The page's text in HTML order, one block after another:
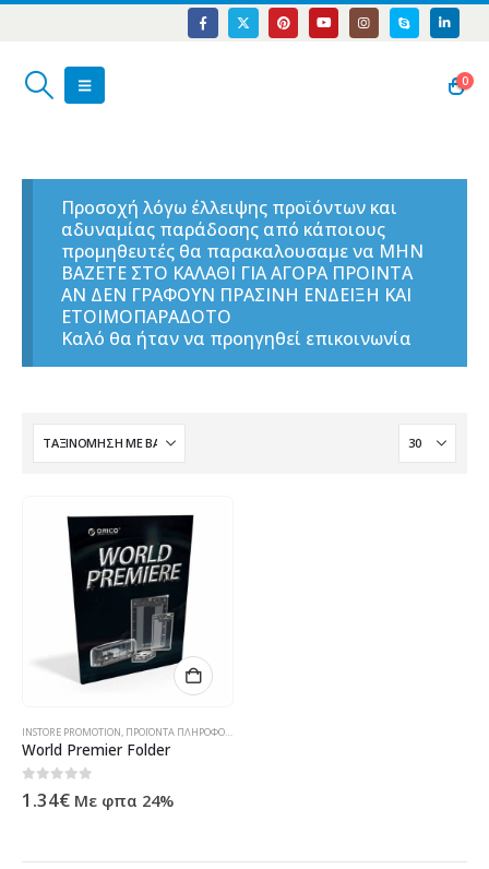
0
Προσοχή λόγω έλλειψης προϊόντων και
αδυναμίας παράδοσης από κάποιους
προμηθευτές θα παρακαλουσαμε να ΜΗΝ
ΒΑΖΕΤΕ ΣΤΟ ΚΑΛΑΘΙ ΓΙΑ ΑΓΟΡΑ ΠΡΟΙΝΤΑ
ΑΝ ΔΕΝ ΓΡΑΦΟΥΝ ΠΡΑΣΙΝΗ ΕΝΔΕΙΞΗ ΚΑΙ
ΕΤΟΙΜΟΠΑΡΑΔΟΤΟ
Καλό θα ήταν να προηγηθεί επικοινωνία
INSTORE PROMOTION ΠΡΟΪΌΝΤΑ ΠΛΗΡΟΦΟΡΙΚΉΣ - ΚΙΝΗΤΉΣ ΤΗΛΕΦΩΝΊΑΣ - ΗΛΕΚΤΡΟΝΙΚΆ
World Premier Folder
0 out of 5
1.34€ Με φπα 24%